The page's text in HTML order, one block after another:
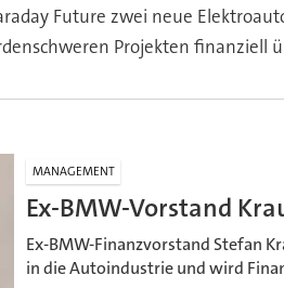
Future zwei neue
Projekten finanziell
MANAGEMENT
Ex-BMW-Vorstand
Ex-BMW-Finanzvorstand Stefan
in die Autoindustrie und wird